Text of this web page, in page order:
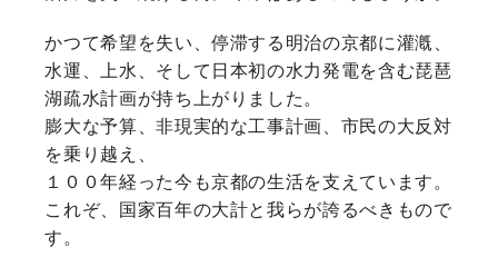
かつて希望を失い、停滞する明治の京都に灌漑、
水運、上水、そして日本初の水力発電を含む琵琶
湖疏水計画が持ち上がりました。
膨大な予算、非現実的な工事計画、市民の大反対
を乗り越え、
１００年経った今も京都の生活を支えています。
これぞ、国家百年の大計と我らが誇るべきもので
す。